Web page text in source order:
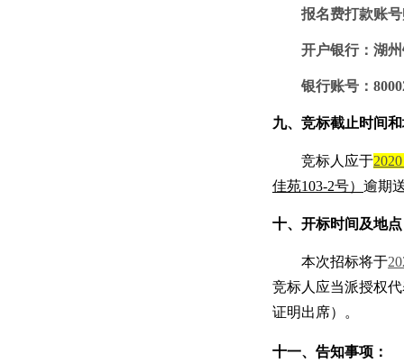
报名费打款账
开户银行：湖
银行账号：
九、竞标截止时间
竞标人应于2020
佳苑103-2号） 逾期
十、开标时间及地点
本次招标将于20
竞标人应当派授权
证明出席）。
十一、告知事项：